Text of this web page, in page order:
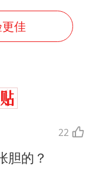
佳
22
胆的？